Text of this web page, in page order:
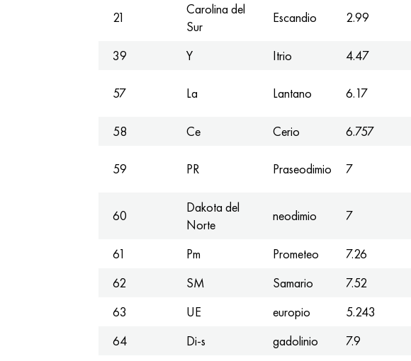
21
Carolina del
Sur
Escandio 2.99
39 Y Itrio 4.47
57 La Lantano 6.17
58
Ce Cerio 6.757
59 PR Praseodimio 7
60
Dakota del
Norte
neodimio 7
61 Pm Prometeo 7.26
62
SM Samario 7.52
63
UE europio 5.243
64
Di-s gadolinio 7.9